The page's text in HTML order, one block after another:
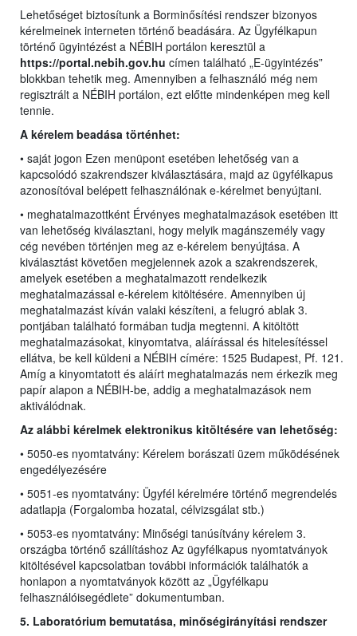
Lehetőséget biztosítunk a Borminősítési rendszer bizonyos
kérelmeinek interneten történő beadására. Az Ügyfélkapun
történő ügyintézést a NÉBIH portálon keresztül a
https://portal.nebih.gov.hu címen található „E-ügyintézés”
blokkban tehetik meg. Amennyiben a felhasználó még nem
regisztrált a NÉBIH portálon, ezt előtte mindenképen meg kell
tennie.
A kérelem beadása történhet:
• saját jogon Ezen menüpont esetében lehetőség van a
kapcsolódó szakrendszer kiválasztására, majd az ügyfélkapus
azonosítóval belépett felhasználónak e-kérelmet benyújtani.
• meghatalmazottként Érvényes meghatalmazások esetében itt
van lehetőség kiválasztani, hogy melyik magánszemély vagy
cég nevében történjen meg az e-kérelem benyújtása. A
kiválasztást követően megjelennek azok a szakrendszerek,
amelyek esetében a meghatalmazott rendelkezik
meghatalmazással e-kérelem kitöltésére. Amennyiben új
meghatalmazást kíván valaki készíteni, a felugró ablak 3.
pontjában található formában tudja megtenni. A kitöltött
meghatalmazásokat, kinyomtatva, aláírással és hitelesítéssel
ellátva, be kell küldeni a NÉBIH címére: 1525 Budapest, Pf. 121.
Amíg a kinyomtatott és aláírt meghatalmazás nem érkezik meg
papír alapon a NÉBIH-be, addig a meghatalmazások nem
aktiválódnak.
Az alábbi kérelmek elektronikus kitöltésére van lehetőség:
• 5050-es nyomtatvány: Kérelem borászati üzem működésének
engedélyezésére
• 5051-es nyomtatvány: Ügyfél kérelmére történő megrendelés
adatlapja (Forgalomba hozatal, célvizsgálat stb.)
• 5053-es nyomtatvány: Minőségi tanúsítvány kérelem 3.
országba történő szállításhoz Az ügyfélkapus nyomtatványok
kitöltésével kapcsolatban további információk találhatók a
honlapon a nyomtatványok között az „Ügyfélkapu
felhasználóisegédlete” dokumentumban.
5. Laboratórium bemutatása, minőségirányítási rendszer